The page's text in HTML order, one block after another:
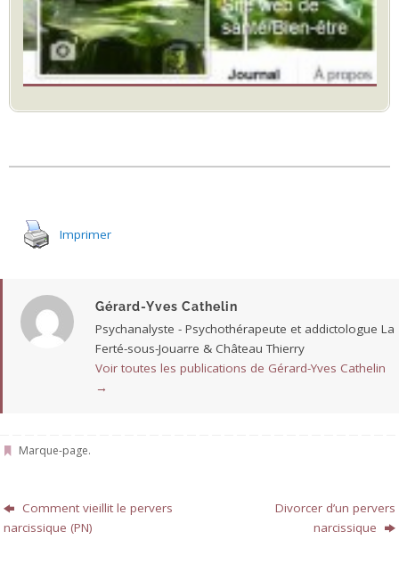
Imprimer
Gérard-Yves Cathelin
Psychanalyste - Psychothérapeute et addictologue La
Ferté-sous-Jouarre & Château Thierry
Voir toutes les publications de Gérard-Yves Cathelin
→
Marque-page.
Comment vieillit le pervers
narcissique (PN)
Divorcer d’un pervers
narcissique